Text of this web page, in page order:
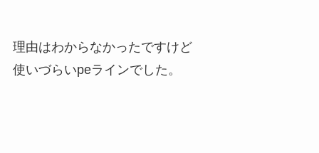
理由はわからなかったですけど
使いづらいpeラインでした。